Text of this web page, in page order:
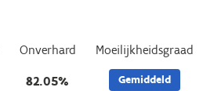
Onverhard
82.05%
Moeilijkheidsgraad
Gemiddeld